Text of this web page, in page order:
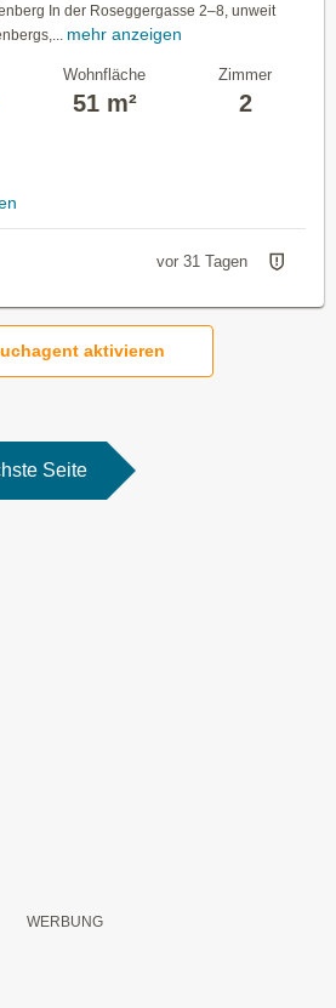
In der Roseggergasse 2–8, unweit
mehr anzeigen
Wohnfläche
51 m²
Zimmer
2
vor 31 Tagen
aktivieren
Seite